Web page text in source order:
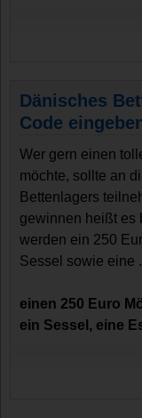
Dänisches
Code
Wer gern einen
möchte, sollte an
Bettenlagers
gewinnen heißt es
werden ein 250
Sessel sowie eine
einen 250 Euro
ein Sessel, eine